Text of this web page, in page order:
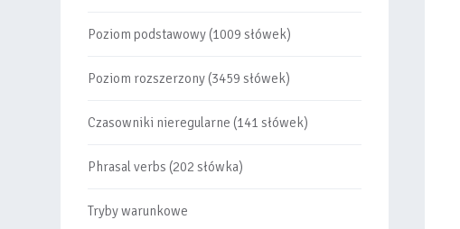
Poziom podstawowy (1009 słówek)
Poziom rozszerzony (3459 słówek)
Czasowniki nieregularne (141 słówek)
Phrasal verbs (202 słówka)
Tryby warunkowe